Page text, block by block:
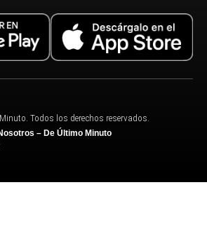
Todos los derechos reservados.
– De Último Minuto